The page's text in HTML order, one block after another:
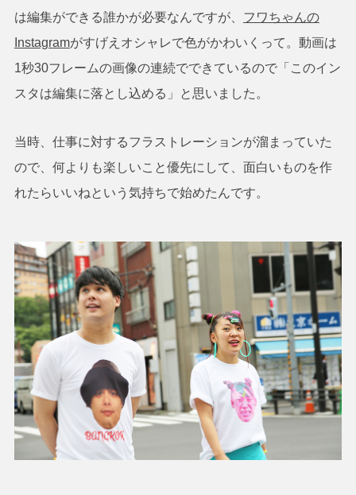
は編集ができる誰かが必要なんですが、 フワちゃんの
Instagramがすげえオシャレで色がかわいくって。動画は
1秒30フレームの画像の連続でできているので「このイン
スタは編集に落とし込める」と思いました。
当時、仕事に対するフラストレーションが溜まっていた
ので、何よりも楽しいこと優先にして、面白いものを作
れたらいいねという気持ちで始めたんです。